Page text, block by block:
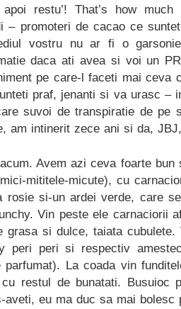
restu’! That’s how
– promoteri de cacao ce
vostru nu ar fi o
daca ati avea si voi un
pe care-l faceti mai ceva
praf, jenanti si va urasc –
suvoi de transpiratie de pe
am intinerit zece ani si da,
Avem azi ceva foarte
mititele-micute), cu
rosie si-un ardei verde, care
Vin peste ele carnaciorii
grasa si dulce, taiata cubulete.
peri peri si respectiv
parfumat). La coada vin
restul de bunatati. Busuioc
aveti, eu ma duc sa mai bolesc